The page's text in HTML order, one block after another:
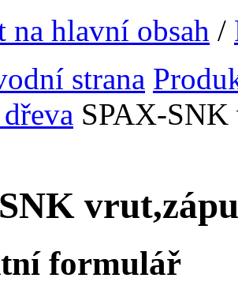
na hlavní obsah /
strana
SPAX-
formulář